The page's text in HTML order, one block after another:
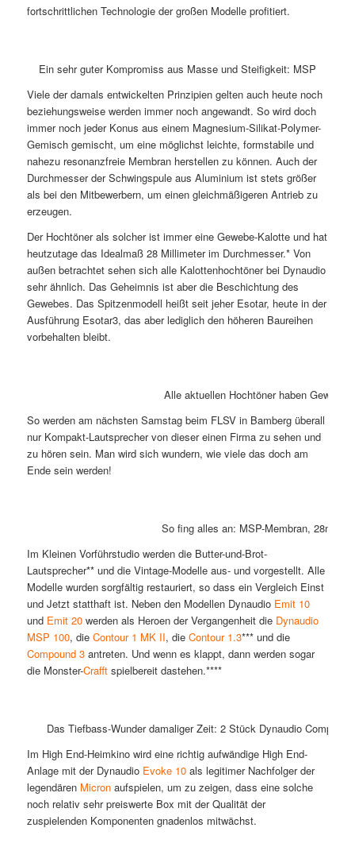
fortschrittlichen Technologie der großen Modelle profitiert.
Ein sehr guter Kompromiss aus Masse und Steifigkeit: MSP
Viele der damals entwickelten Prinzipien gelten auch heute noch
beziehungsweise werden immer noch angewandt. So wird doch
immer noch jeder Konus aus einem Magnesium-Silikat-Polymer-
Gemisch gemischt, um eine möglichst leichte, formstabile und
nahezu resonanzfreie Membran herstellen zu können. Auch der
Durchmesser der Schwingspule aus Aluminium ist stets größer
als bei den Mitbewerbern, um einen gleichmäßigeren Antrieb zu
erzeugen.
Der Hochtöner als solcher ist immer eine Gewebe-Kalotte und hat
heutzutage das Idealmaß 28 Millimeter im Durchmesser.* Von
außen betrachtet sehen sich alle Kalottenhochtöner bei Dynaudio
sehr ähnlich. Das Geheimnis ist aber die Beschichtung des
Gewebes. Das Spitzenmodell heißt seit jeher Esotar, heute in der
Ausführung Esotar3, das aber lediglich den höheren Baureihen
vorbehalten bleibt.
Alle aktuellen Hochtöner haben
So werden am nächsten Samstag beim FLSV in Bamberg überall
nur Kompakt-Lautsprecher von dieser einen Firma zu sehen und
zu hören sein. Man wird sich wundern, wie viele das doch am
Ende sein werden!
So fing alles an: MSP-Membran, 28mm-
Im Kleinen Vorführstudio werden die Butter-und-Brot-
Lautsprecher** und die Vintage-Modelle aus- und vorgestellt. Alle
Modelle wurden sorgfältig restauriert, so dass ein Vergleich Einst
und Jetzt statthaft ist. Neben den Modellen Dynaudio Emit 10
und Emit 20werden als Heroen der Vergangenheit die Dynaudio
MSP 100, die Contour 1 MK II, die Contour 1.3*** und die
Compound 3antreten. Und wenn es klappt, dann werden sogar
die Monster-Crafftspielbereit dastehen.****
Das Tiefbass-Wunder damaliger Zeit: 2 Stück Dynaudio
Im High End-Heimkino wird eine richtig aufwändige High End-
Anlage mit der Dynaudio Evoke 10als legitimer Nachfolger der
legendären Micronaufspielen, um zu zeigen, dass eine solche
noch relativ sehr preiswerte Box mit der Qualität der
zuspielenden Komponenten gnadenlos mitwächst.